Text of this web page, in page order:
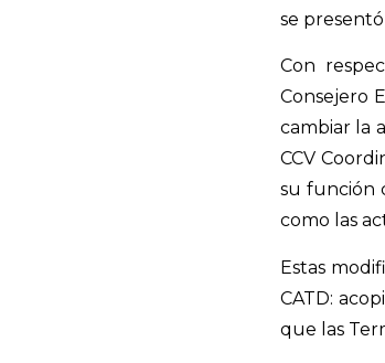
se
Con
Consejero
cambiar la
CCV
su función
como las
Estas
CATD:
que las